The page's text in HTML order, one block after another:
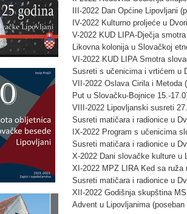
III-2022 Dan Općine Lipovljani
IV-2022 Kulturno proljeće u
V-2022 KUD LIPA-Dječja
Likovna kolonija u Slovačkoj
VI-2022 KUD LIPA Smotra
Susreti s učenicima i vrtićem u
VII-2022 Oslava Cirila i Metoda
Put u Slovačku-Bojnice 15.-
VIII-2022 Lipovljanski susreti
Susreti matičara i radionice u
IX-2022 Program s učenicima
Susreti matičara i radionice u
X-2022 Dani slovačke kulture u
XI-2022 MPZ LIRA Ked sa ruža
Susreti matičara i radionice u
XII-2022 Godišnja skupština
Advent u Lipovljanima (poseban